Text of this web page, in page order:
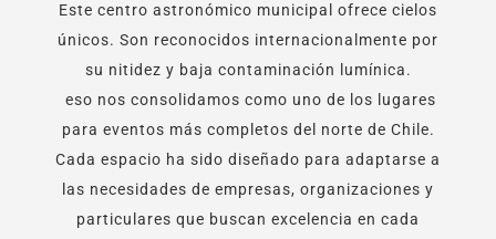
Este centro astronómico municipal ofrece cielos
únicos. Son reconocidos internacionalmente por
su nitidez y baja contaminación lumínica.
eso nos consolidamos como uno de los lugares
para eventos más completos del norte de Chile.
Cada espacio ha sido diseñado para adaptarse a
las necesidades de empresas, organizaciones y
particulares que buscan excelencia en cada